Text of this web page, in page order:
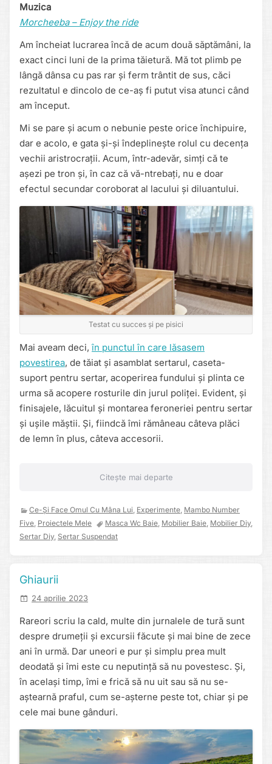
Muzica
Morcheeba – Enjoy the ride
Am încheiat lucrarea încă de acum două săptămâni, la
exact cinci luni de la prima tăietură. Mă tot plimb pe
lângă dânsa cu pas rar și ferm trântit de sus, căci
rezultatul e dincolo de ce-aș fi putut visa atunci când
am început.
Mi se pare și acum o nebunie peste orice închipuire,
dar e acolo, e gata și-și îndeplinește rolul cu decența
vechii aristrocrații. Acum, într-adevăr, simți că te
așezi pe tron și, în caz că vă-ntrebați, nu e doar
efectul secundar coroborat al lacului și diluantului.
Testat cu succes și pe pisici
Mai aveam deci,în punctul în care lăsasem
povestirea, de tăiat și asamblat sertarul, caseta-
suport pentru sertar, acoperirea fundului și plinta ce
urma să acopere rosturile din jurul poliței. Evident, și
finisajele, lăcuitul și montarea feroneriei pentru sertar
și ușile măștii. Și, fiindcă îmi rămâneau câteva plăci
de lemn în plus, câteva accesorii.
Citește mai departe
Ce-Și Face Omul Cu Mâna Lui Experimente Mambo Number
Five Proiectele Mele Masca Wc Baie Mobilier Baie Mobilier Diy,
Sertar Diy, Sertar Suspendat
Ghiaurii
24 aprilie 2023
Rareori scriu la cald, multe din jurnalele de tură sunt
despre drumeții și excursii făcute și mai bine de zece
ani în urmă. Dar uneori e pur și simplu prea mult
deodată și îmi este cu neputință să nu povestesc. Și,
în același timp, îmi e frică să nu uit sau să nu se-
aștearnă praful, cum se-așterne peste tot, chiar și pe
cele mai bune gânduri.